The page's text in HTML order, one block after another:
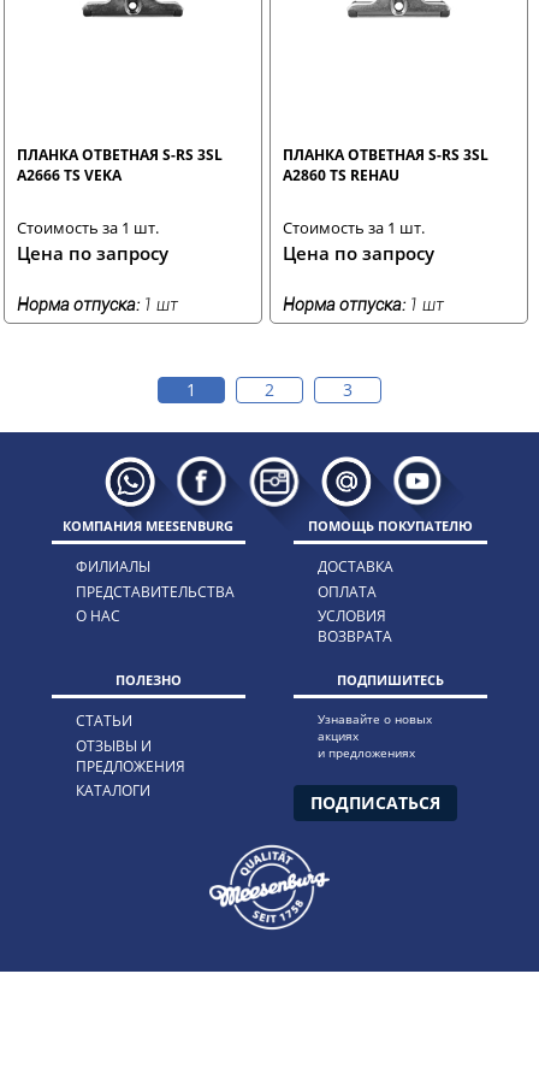
ПЛАНКА ОТВЕТНАЯ S-RS 3SL
A2666 TS VEKA
Стоимость за 1 шт.
Цена по запросу
Норма отпуска: 1 шт
ПЛАНКА ОТВЕТНАЯ S-RS 3SL
A2860 TS REHAU
Стоимость за 1 шт.
Цена по запросу
Норма отпуска: 1 шт
1 2 3
КОМПАНИЯ MEESENBURG
ФИЛИАЛЫ
ПРЕДСТАВИТЕЛЬСТВА
О НАС
ПОМОЩЬ ПОКУПАТЕЛЮ
ДОСТАВКА
ОПЛАТА
УСЛОВИЯ
ВОЗВРАТА
ПОЛЕЗНО
СТАТЬИ
ОТЗЫВЫ И
ПРЕДЛОЖЕНИЯ
КАТАЛОГИ
ПОДПИШИТЕСЬ
Узнавайте о новых
акциях
и предложениях
ПОДПИСАТЬСЯ